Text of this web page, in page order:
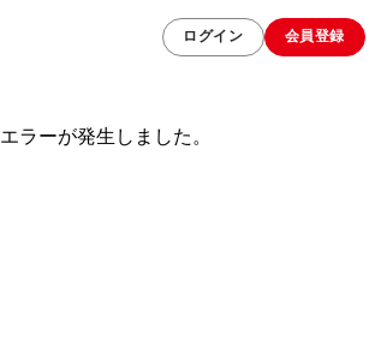
ログイン 会員登録
エラーが発生しました。